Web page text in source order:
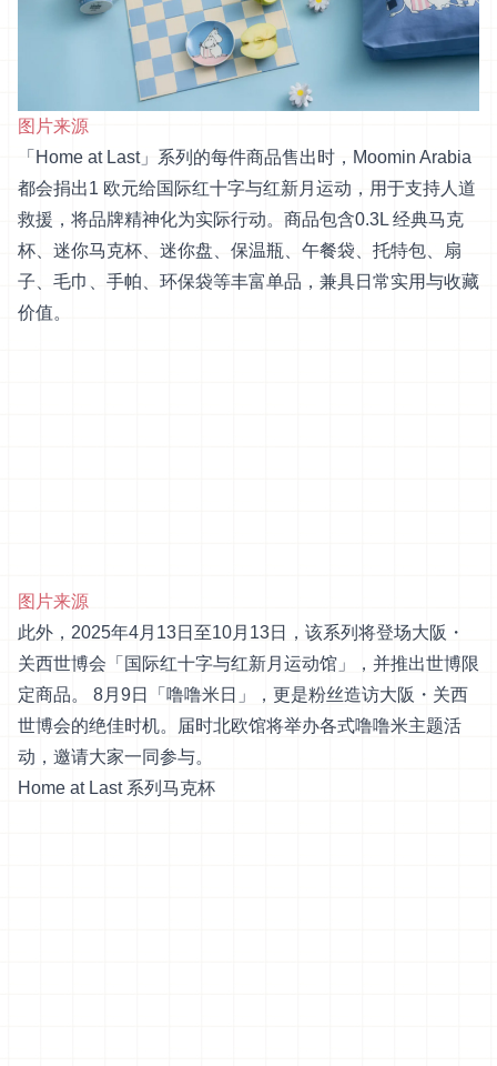
图片来源
「Home at Last」系列的每件商品售出时，Moomin Arabia
都会捐出1 欧元给国际红十字与红新月运动，用于支持人道
救援，将品牌精神化为实际行动。商品包含0.3L 经典马克
杯、迷你马克杯、迷你盘、保温瓶、午餐袋、托特包、扇
子、毛巾、手帕、环保袋等丰富单品，兼具日常实用与收藏
价值。
图片来源
此外，2025年4月13日至10月13日，该系列将登场大阪・
关西世博会「国际红十字与红新月运动馆」，并推出世博限
定商品。 8月9日「噜噜米日」，更是粉丝造访大阪・关西
世博会的绝佳时机。届时北欧馆将举办各式噜噜米主题活
动，邀请大家一同参与。
Home at Last 系列马克杯